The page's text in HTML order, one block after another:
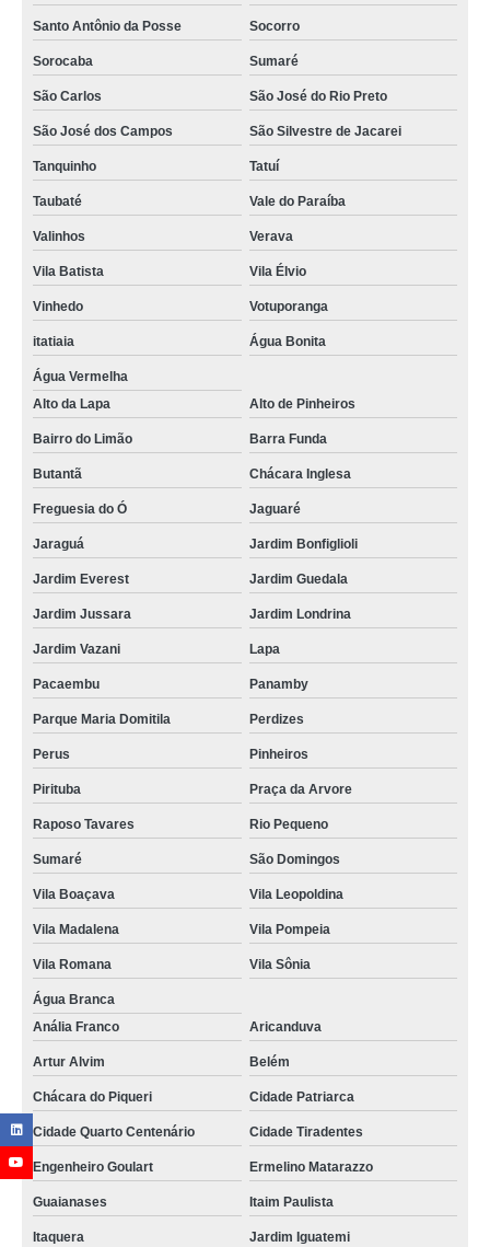
tratamento ar comprimido Serra da Cantareira
tratamento ar comprimido orçamento Vila Andrade
distribuição de unidade de tratamento de ar comprimido Jardim Europa
empresa de tratamentos de ar comprimido Itanhaém
empresa de tratamento de ar comprimido Piedade
distribuição de tratamento do ar comprimido empresas Conchal
estação de tratamentos de ar comprimido Vila Curuçá
estação de tratamento de ar comprimido Vila Romana
tratamentos de ar comprimido industrial Bananal
distribuição de tratamento ar comprimido Pitangueiras
tratamentos de ar comprimido Campo Limpo Paulista
central de tratamento de ar comprimido orçamento Penha
distribuidor de tratamento de ar comprimido Poá
tratamento do ar comprimido empresas orçamento Atibaia
distribuição de tratamento de ar comprimido Alto do Pari
estação de tratamento de ar comprimido orçamento Jardim Japão
distribuidor de tratamento de ar comprimido unidade Itararé
tratamento de ar comprimido Triângulo Mineiro
empresa de tratamento de ar comprimido Artur Alvim
tratamento para ar comprimido orçamento Guararema
tratamento de ar comprimido industrial CORONEL FABRICIANO
tratamentos para ar comprimido Betim
distribuidor de estação de tratamento de ar comprimido Jandira
tratamento para ar comprimido Conchas
tratamento de ar comprimido unidade Araçoiabinha
tratamento de ar comprimido Perdizes
unidade de tratamento de ar comprimido orçamento Diamantina
Santo Antônio da Posse Socorro
Sorocaba Sumaré
São Carlos São José do Rio Preto
São José dos Campos São Silvestre de Jacarei
Tanquinho Tatuí
Taubaté Vale do Paraíba
Valinhos Verava
Vila Batista Vila Élvio
Vinhedo Votuporanga
itatiaia Água Bonita
Água Vermelha
Alto da Lapa
Alto de Pinheiros
Bairro do Limão Barra Funda
Butantã Chácara Inglesa
Freguesia do Ó Jaguaré
Jaraguá Jardim Bonfiglioli
Jardim Everest Jardim Guedala
Jardim Jussara Jardim Londrina
Jardim Vazani Lapa
Pacaembu Panamby
Parque Maria Domitila Perdizes
Perus Pinheiros
Pirituba Praça da Arvore
Raposo Tavares Rio Pequeno
Sumaré São Domingos
Vila Boaçava Vila Leopoldina
Vila Madalena Vila Pompeia
Vila Romana Vila Sônia
Água Branca
Anália Franco
Aricanduva
Artur Alvim Belém
Chácara do Piqueri Cidade Patriarca
Cidade Quarto Centenário Cidade Tiradentes
Engenheiro Goulart Ermelino Matarazzo
Guaianases Itaim Paulista
Itaquera Jardim Iguatemi